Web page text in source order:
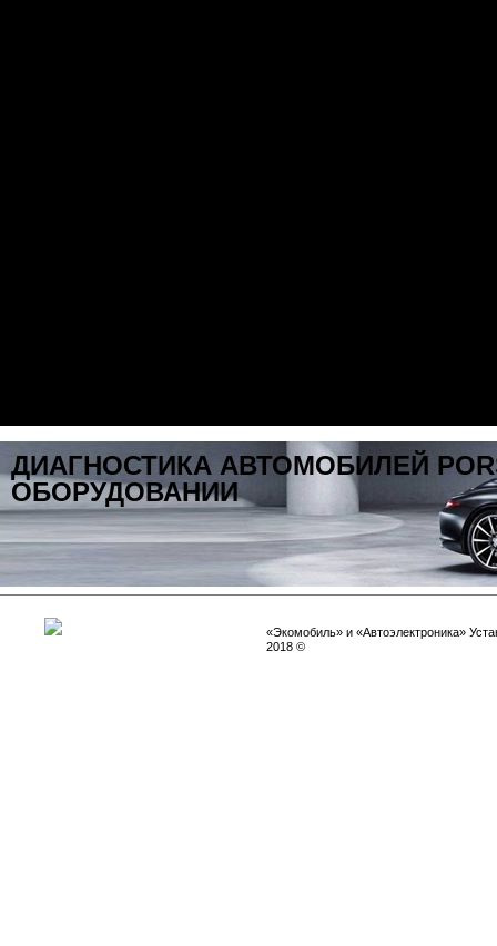
ДИАГНОСТИКА АВТОМОБИЛЕЙ
ОБОРУДОВАНИИ
«Экомобиль» и «Автоэлектроника»
2018 ©